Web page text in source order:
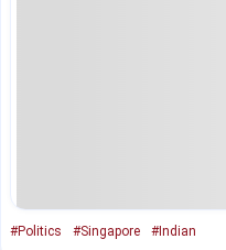
#Politics #Singapore #Indian